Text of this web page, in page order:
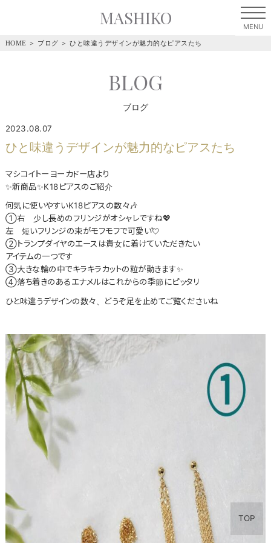
MASHIKO
HOME ＞ ブログ ＞ひと味違うデザインが魅力的なピアスたち
BLOG
ブログ
2023.08.07
ひと味違うデザインが魅力的なピアスたち
マシコイトーヨーカドー店より
✨新商品✨K18ピアスのご紹介
何気に使いやすいK18ピアスの数々🎶
①右 少し長めのフリンジがオシャレですね💖
左 短いフリンジの束がモフモフで可愛い💘
②トランプダイヤのエースは貴女に着けていただきたい
アイテムの一つです
③大きな輪の中でキラキラカットの粒が動きます✨
④落ち着きのあるエナメルはこれからの季節にピッタリ
ひと味違うデザインの数々、どうぞ足を止めてご覧くださいね
TOP